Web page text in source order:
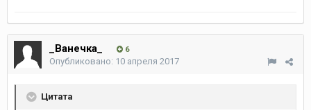
_Ванечка_ 6
Опубликовано: 10 апреля 2017
Цитата